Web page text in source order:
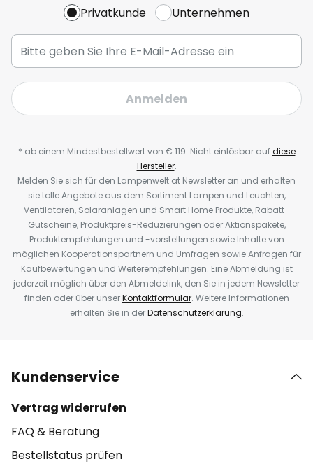
Privatkunde Unternehmen
Anmelden
* ab einem Mindestbestellwert von € 119. Nicht einlösbar aufdiese
Hersteller.
Melden Sie sich für den Lampenwelt.at Newsletter an und erhalten
sie tolle Angebote aus dem Sortiment Lampen und Leuchten,
Ventilatoren, Solaranlagen und Smart Home Produkte, Rabatt-
Gutscheine, Produktpreis-Reduzierungen oder Aktionspakete,
Produktempfehlungen und -vorstellungen sowie Inhalte von
möglichen Kooperationspartnern und Umfragen sowie Anfragen für
Kaufbewertungen und Weiterempfehlungen. Eine Abmeldung ist
jederzeit möglich über den Abmeldelink, den Sie in jedem Newsletter
finden oder über unserKontaktformular. Weitere Informationen
erhalten Sie in derDatenschutzerklärung.
Kundenservice
Vertrag widerrufen
FAQ & Beratung
Bestellstatus prüfen